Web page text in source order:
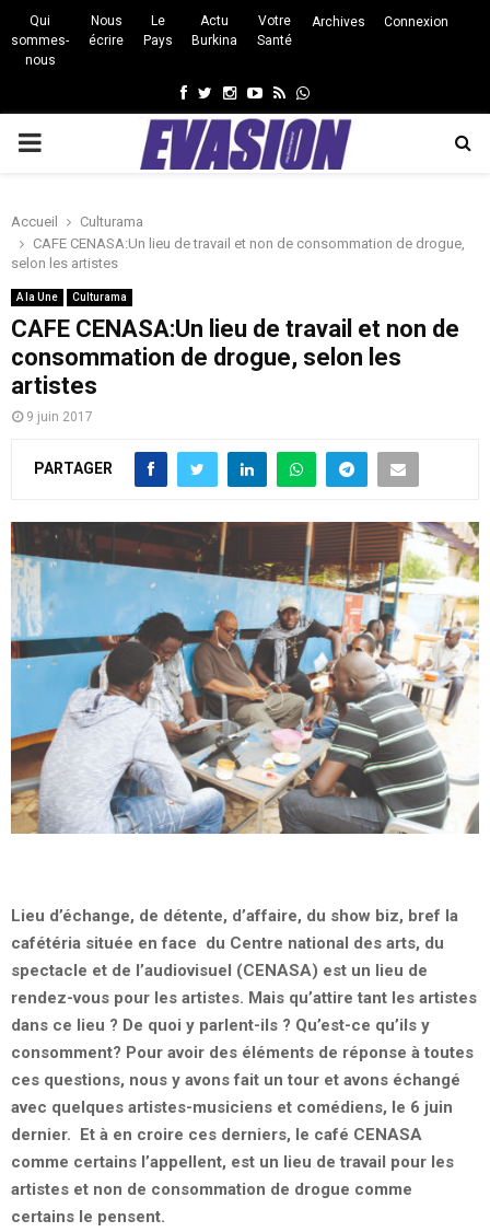
Qui
sommes-
nous
Nous
écrire
Le
Pays
Actu
Burkina
Votre
Santé
Archives Connexion
Facebook
Twitter
Instagram
Youtube
RssWhatsapp
PRIMARY
Accueil
Culturama
CAFE CENASA:Un lieu de travail et non de consommation de drogue,
selon les artistes
A la Une Culturama
CAFE CENASA:Un lieu de travail et non de
consommation de drogue, selon les
artistes
9 juin 2017
PARTAGER
Lieu d’échange, de détente, d’affaire, du show biz, bref la
cafétéria située en face du Centre national des arts, du
spectacle et de l’audiovisuel (CENASA) est un lieu de
rendez-vous pour les artistes. Mais qu’attire tant les artistes
dans ce lieu ? De quoi y parlent-ils ? Qu’est-ce qu’ils y
consomment? Pour avoir des éléments de réponse à toutes
ces questions, nous y avons fait un tour et avons échangé
avec quelques artistes-musiciens et comédiens, le 6 juin
dernier. Et à en croire ces derniers, le café CENASA
comme certains l’appellent, est un lieu de travail pour les
artistes et non de consommation de drogue comme
certains le pensent.